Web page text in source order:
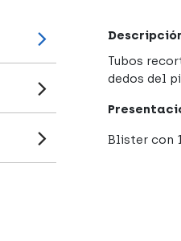
Tubos
dedos del
Blister con